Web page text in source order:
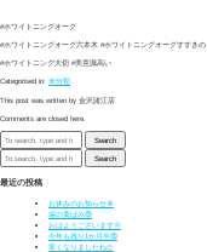
#ホワイトニングオーグ
#ホワイトニングオーグ六本木 #ホワイトニングオーグすすきの
#ホワイトニング大切 #美意識高い
Categorised in: 未分類
This post was written by 金沢諸江店
Comments are closed here.
Search
Search
最近の投稿
お休みのお知らせ🎍
歯の黄ばみ😨
おはようございます🌞
今年も残り1か月半😨
寒くなりましたね⛄